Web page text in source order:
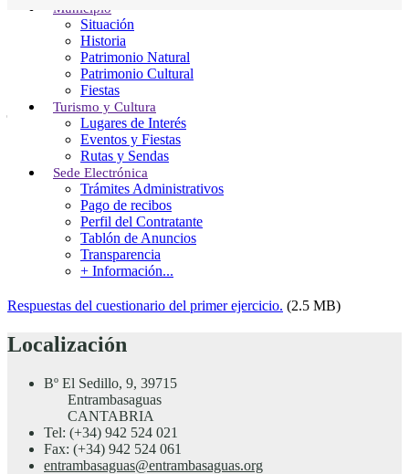
Municipio
Situación
Historia
Patrimonio Natural
Patrimonio Cultural
Fiestas
Turismo y Cultura
Lugares de Interés
Eventos y Fiestas
Rutas y Sendas
Sede Electrónica
Trámites Administrativos
Pago de recibos
Perfil del Contratante
Tablón de Anuncios
Transparencia
+ Información...
Respuestas del cuestionario del primer
ejercicio para cubrir una plaza de
jardinero/a, mediante sistema de
oposición libre y, constitución de bolsa de
trabajo, oferta publicada en el BOC de
fecha 26 de diciembre de 2025, BOC n º
June 11, 2026
Respuestas del cuestionario del primer ejercicio. (2.5 MB)
Localización
Bº El Sedillo, 9, 39715
Entrambasaguas
CANTABRIA
Tel: (+34) 942 524 021
Fax: (+34) 942 524 061
entrambasaguas@entrambasaguas.org